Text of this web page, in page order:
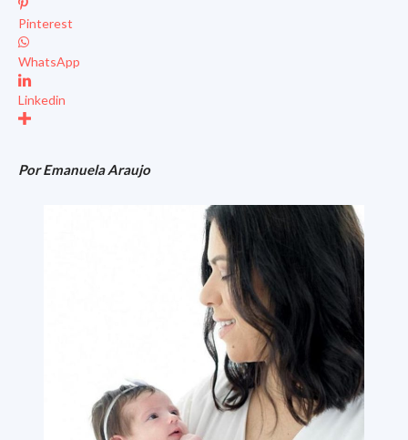
Pinterest
WhatsApp
Linkedin
Por Emanuela Araujo